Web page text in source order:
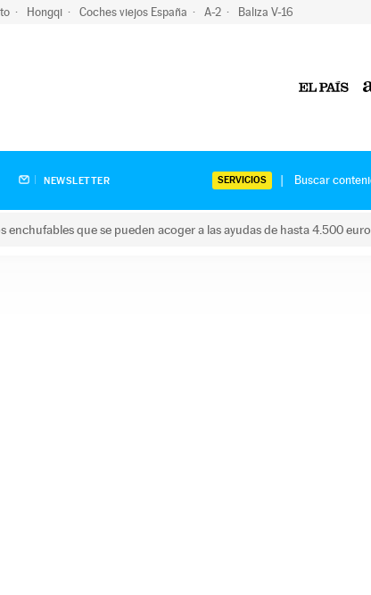
Hongqi Coches viejos España A-2 Baliza V-16
NEWSLETTER SERVICIOS
que se pueden acoger a las ayudas de hasta 4.500 euro